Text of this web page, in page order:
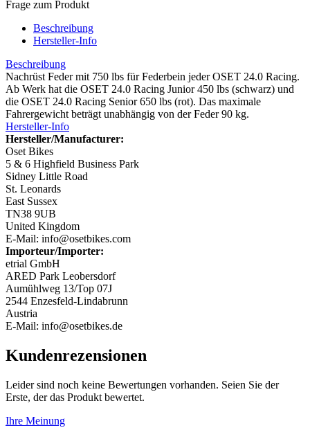
Frage zum Produkt
Beschreibung
Hersteller-Info
Beschreibung
Nachrüst Feder mit 750 lbs für Federbein jeder OSET 24.0 Racing.
Ab Werk hat die OSET 24.0 Racing Junior 450 lbs (schwarz) und
die OSET 24.0 Racing Senior 650 lbs (rot). Das maximale
Fahrergewicht beträgt unabhängig von der Feder 90 kg.
Hersteller-Info
Hersteller/Manufacturer:
Oset Bikes
5 & 6 Highfield Business Park
Sidney Little Road
St. Leonards
East Sussex
TN38 9UB
United Kingdom
E-Mail: info@osetbikes.com
Importeur/Importer:
etrial GmbH
ARED Park Leobersdorf
Aumühlweg 13/Top 07J
2544 Enzesfeld-Lindabrunn
Austria
E-Mail: info@osetbikes.de
Kundenrezensionen
Leider sind noch keine Bewertungen vorhanden. Seien Sie der
Erste, der das Produkt bewertet.
Ihre Meinung